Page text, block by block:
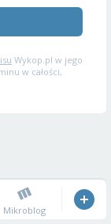
Wykop.pl w jego
w całości,
Mikroblog